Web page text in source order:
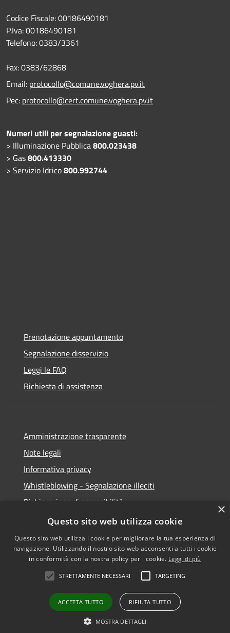
Codice Fiscale: 00186490181
P.Iva: 00186490181
Telefono:0383/3361
Fax:0383/62868
Email: protocollo@comune.voghera.pv.it
Pec: protocollo@cert.comune.voghera.pv.it
Numeri utili per segnalazione guasti:
> Illuminazione Pubblica800.023438
> Gas800.413330
> Servizio Idrico800.992744
Prenotazione appuntamento
Segnalazione disservizio
Leggi le FAQ
Richiesta di assistenza
Amministrazione trasparente
Note legali
Informativa privacy
Whistleblowing - Segnalazione illeciti
Dichiarazione di accessibilità
Obiettivi di acessibilità
Accessibilità
Copyright © 2026 • Comune di
Voghera • Powered by
Municipium•
redazione
×
Questo sito web utilizza cookie
Questo sito web utilizza i cookie per migliorare la tua esperienza di
navigazione. Utilizzando il nostro sito web acconsenti a tutti i cookie
in conformità con la nostra policy per i cookie. Leggi di più
STRETTAMENTE NECESSARI TARGETING
ACCETTA TUTTO RIFIUTA TUTTO
MOSTRA DETTAGLI